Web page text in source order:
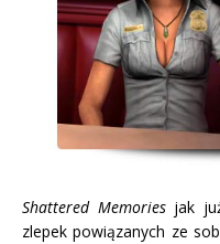
Shattered Memoriesjak
zlepek powiązanych ze